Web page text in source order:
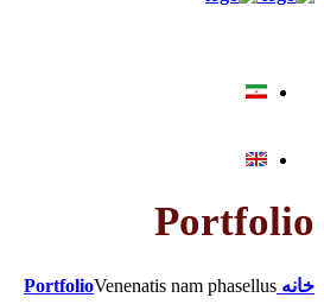
Portfolio
خانه PortfolioVenenatis nam phasellus